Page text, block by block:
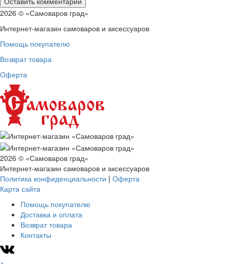
2026 © «Самоваров град»
Интернет-магазин самоваров и аксессуаров
Помощь покупателю
Возврат товара
Оферта
2026 © «Самоваров град»
Интернет-магазин самоваров и аксессуаров
Политика конфиденциальности | Оферта
Карта сайта
Помощь покупателю
Доставка и оплата
Возврат товара
Контакты